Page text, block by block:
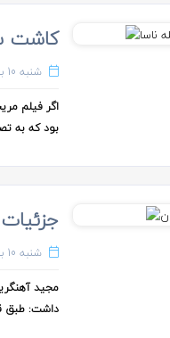
کاشت
شنبه 10 بهمن 1394
بود که به
شنبه 10 بهمن 1394
داشت: طبق قانون هر